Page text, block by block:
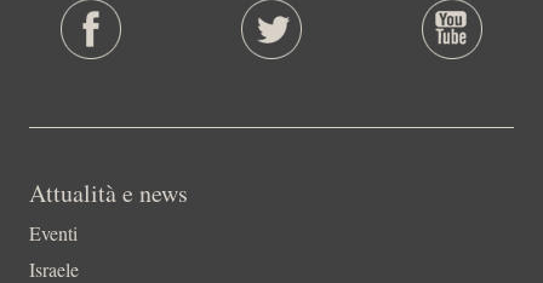
Attualità e news
Eventi
Israele